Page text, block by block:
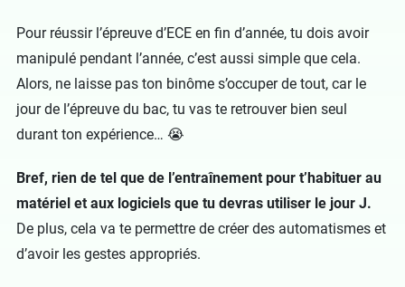
Pour réussir l’épreuve d’ECE en fin d’année, tu dois avoir
manipulé pendant l’année, c’est aussi simple que cela.
Alors, ne laisse pas ton binôme s’occuper de tout, car le
jour de l’épreuve du bac, tu vas te retrouver bien seul
durant ton expérience… 😭
Bref, rien de tel que de l’entraînement pour t’habituer au
matériel et aux logiciels que tu devras utiliser le jour J.
De plus, cela va te permettre de créer des automatismes et
d’avoir les gestes appropriés.